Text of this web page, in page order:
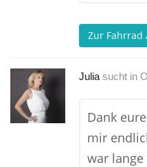
Zur Fahrrad
Julia sucht in
Dank
mir
war